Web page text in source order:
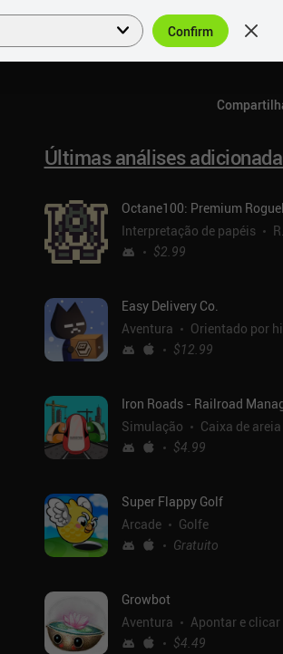
PT
Últimas análises
Interpretação de papéis
Roguelike
$2.99
Easy Delivery Co.
Aventura
Orientado por histórias
$12.99
Simulação
Caixa de areia
$4.99
Super Flappy Golf
Arcade
Golfe
Gratuito
Growbot
Aventura
Apontar e clicar
$4.49
Confirm